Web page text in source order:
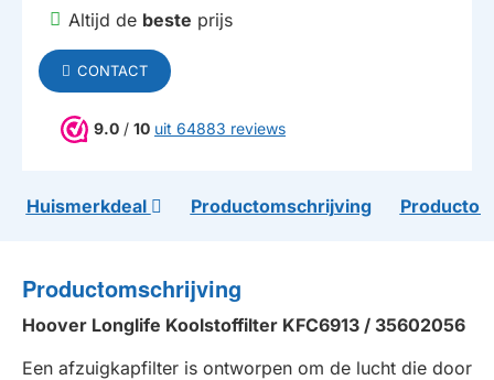
Altijd de beste prijs
CONTACT
9.0 / 10 uit 64883 reviews
Huismerkdeal Productomschrijving
Productomschrijving
Hoover Longlife Koolstoffilter KFC6913 / 35602056
Een afzuigkapfilter is ontworpen om de lucht die door